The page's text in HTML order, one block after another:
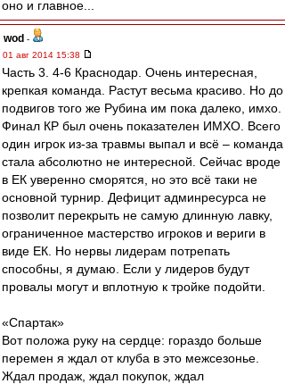
оно и главное...
wod -
01 авг 2014 15:38
Часть 3. 4-6 Краснодар. Очень интересная,
крепкая команда. Растут весьма красиво. Но до
подвигов того же Рубина им пока далеко, имхо.
Финал КР был очень показателен ИМХО. Всего
один игрок из-за травмы выпал и всё – команда
стала абсолютно не интересной. Сейчас вроде
в ЕК уверенно сморятся, но это всё таки не
основной турнир. Дефицит админресурса не
позволит перекрыть не самую длинную лавку,
ограниченное мастерство игроков и вериги в
виде ЕК. Но нервы лидерам потрепать
способны, я думаю. Если у лидеров будут
провалы могут и вплотную к тройке подойти.
«Спартак»
Вот положа руку на сердце: гораздо больше
перемен я ждал от клуба в это межсезонье.
Ждал продаж, ждал покупок, ждал